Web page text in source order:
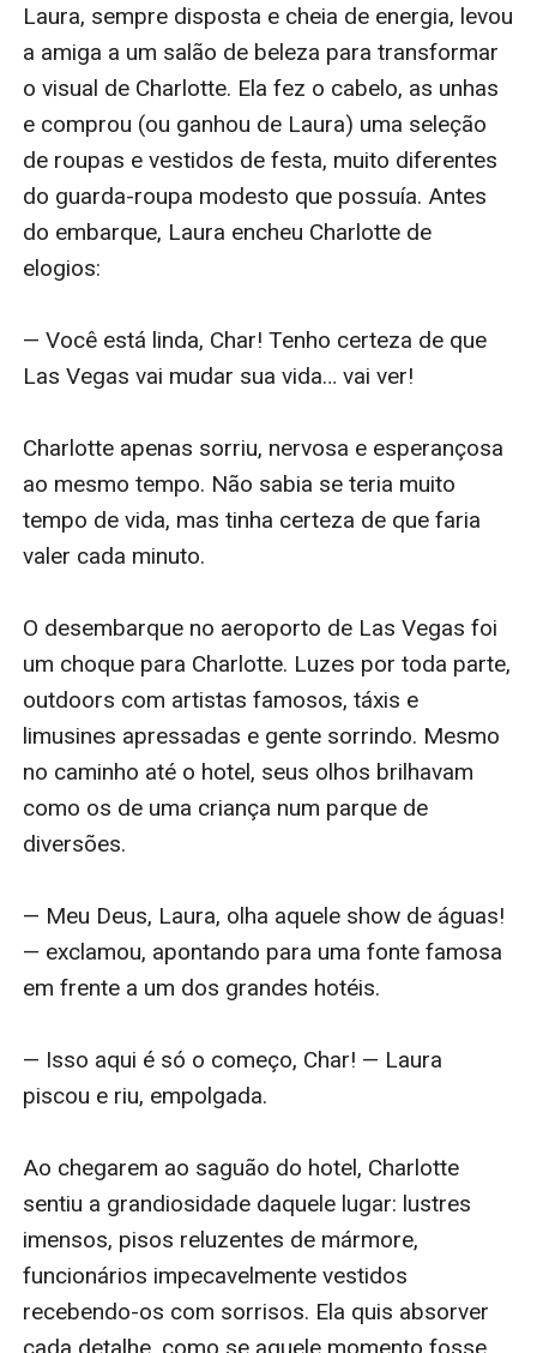
Laura, sempre disposta e cheia de energia, levou
a amiga a um salão de beleza para transformar
o visual de Charlotte. Ela fez o cabelo, as unhas
e comprou (ou ganhou de Laura) uma seleção
de roupas e vestidos de festa, muito diferentes
do guarda-roupa modesto que possuía. Antes
do embarque, Laura encheu Charlotte de
elogios:
— Você está linda, Char! Tenho certeza de que
Las Vegas vai mudar sua vida… vai ver!
Charlotte apenas sorriu, nervosa e esperançosa
ao mesmo tempo. Não sabia se teria muito
tempo de vida, mas tinha certeza de que faria
valer cada minuto.
O desembarque no aeroporto de Las Vegas foi
um choque para Charlotte. Luzes por toda parte,
outdoors com artistas famosos, táxis e
limusines apressadas e gente sorrindo. Mesmo
no caminho até o hotel, seus olhos brilhavam
como os de uma criança num parque de
diversões.
— Meu Deus, Laura, olha aquele show de águas!
— exclamou, apontando para uma fonte famosa
em frente a um dos grandes hotéis.
— Isso aqui é só o começo, Char! — Laura
piscou e riu, empolgada.
Ao chegarem ao saguão do hotel, Charlotte
sentiu a grandiosidade daquele lugar: lustres
imensos, pisos reluzentes de mármore,
funcionários impecavelmente vestidos
recebendo-os com sorrisos. Ela quis absorver
cada detalhe, como se aquele momento fosse